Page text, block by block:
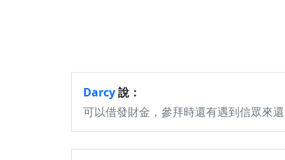
Darcy說：
可以借發財金，參拜時還有遇到信眾來